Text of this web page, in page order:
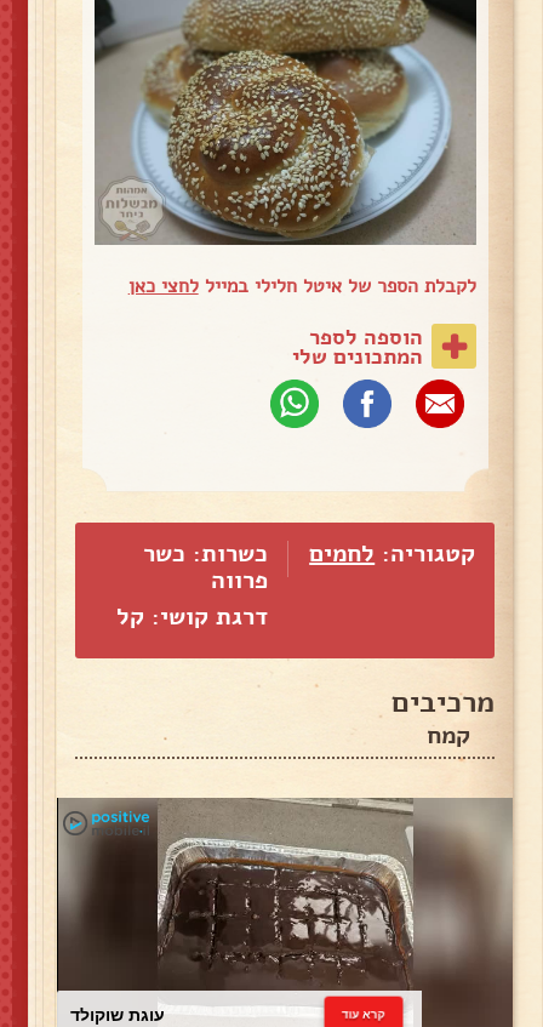
לקבלת הספר של איטל חלילי במייללחצי כאן
הוספה לספר
המתכונים שלי
קטגוריה: לחמים
כשרות: כשר
פרווה
דרגת קושי: קל
מרכיבים
קמח
עוגת שוקולד קרא עוד